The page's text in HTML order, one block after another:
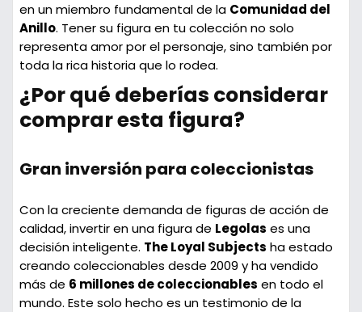
en un miembro fundamental de la Comunidad del
Anillo. Tener su figura en tu colección no solo
representa amor por el personaje, sino también por
toda la rica historia que lo rodea.
¿Por qué deberías considerar
comprar esta figura?
Gran inversión para coleccionistas
Con la creciente demanda de figuras de acción de
calidad, invertir en una figura de Legolas es una
decisión inteligente. The Loyal Subjects ha estado
creando coleccionables desde 2009 y ha vendido
más de 6 millones de coleccionables en todo el
mundo. Este solo hecho es un testimonio de la